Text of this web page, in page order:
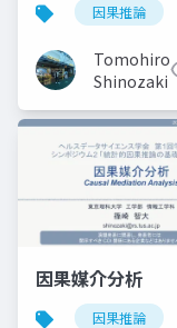
因果推論
Tomohiro
Shinozaki
因果媒介分析
因果推論